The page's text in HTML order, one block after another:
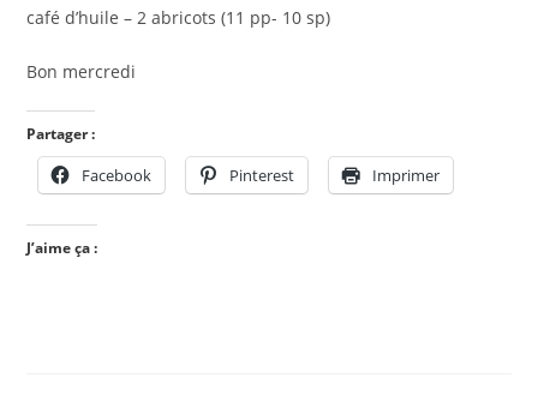
café d’huile – 2 abricots (11 pp- 10 sp)
Bon mercredi
Partager :
Facebook Pinterest Imprimer
J’aime ça :